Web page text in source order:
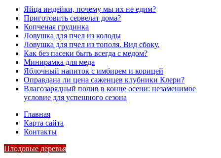
Яйца индейки, почему мы их не едим?
Приготовить сервелат⁠⁠ дома?
Копченая грудинка
Ловушка для пчел из колоды
Ловушка для пчел из тополя. Вид сбоку.
Как без пасеки быть всегда с медом?
Минирамка для меда
Яблочный напиток с имбирем и корицей
Оправдана ли цена саженцев клубники Клери?
Влагозарядный полив в конце осени: незаменимое
условие для успешного сезона
Главная
Карта сайта
Контакты
Плодовые деревья